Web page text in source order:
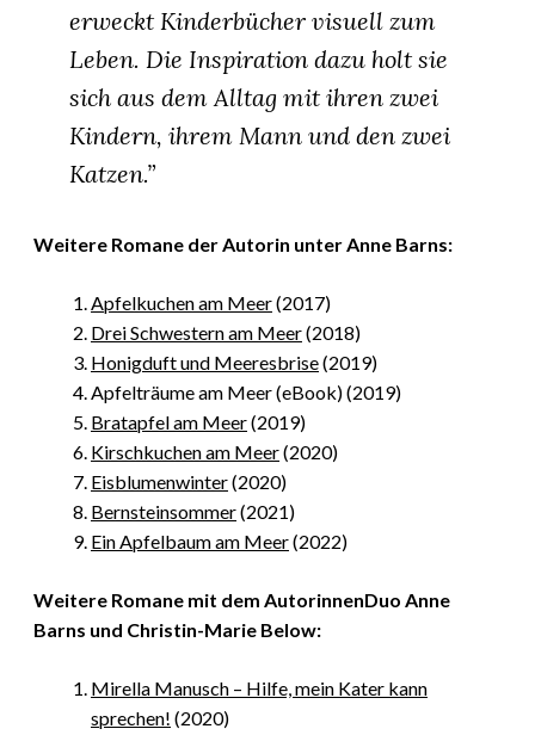
erweckt Kinderbücher visuell zum
Leben. Die Inspiration dazu holt sie
sich aus dem Alltag mit ihren zwei
Kindern, ihrem Mann und den zwei
Katzen.”
Weitere Romane der Autorin unter Anne Barns:
Apfelkuchen am Meer(2017)
Drei Schwestern am Meer(2018)
Honigduft und Meeresbrise(2019)
Apfelträume am Meer (eBook) (2019)
Bratapfel am Meer(2019)
Kirschkuchen am Meer(2020)
Eisblumenwinter(2020)
Bernsteinsommer(2021)
Ein Apfelbaum am Meer(2022)
Weitere Romane mit dem AutorinnenDuo Anne
Barns und Christin-Marie Below:
Mirella Manusch – Hilfe, mein Kater kann
sprechen! (2020)